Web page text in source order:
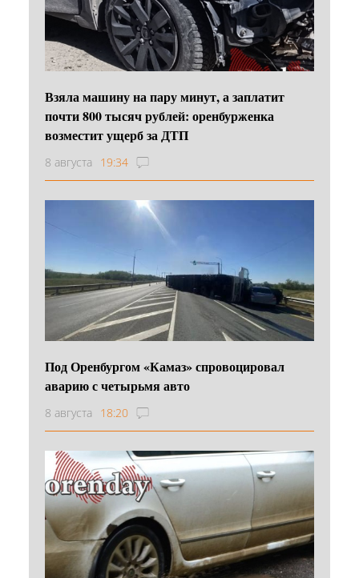
Взяла машину на пару минут, а заплатит
почти 800 тысяч рублей: оренбурженка
возместит ущерб за ДТП
8 августа 19:34
Под Оренбургом «Камаз» спровоцировал
аварию с четырьмя авто
8 августа 18:20